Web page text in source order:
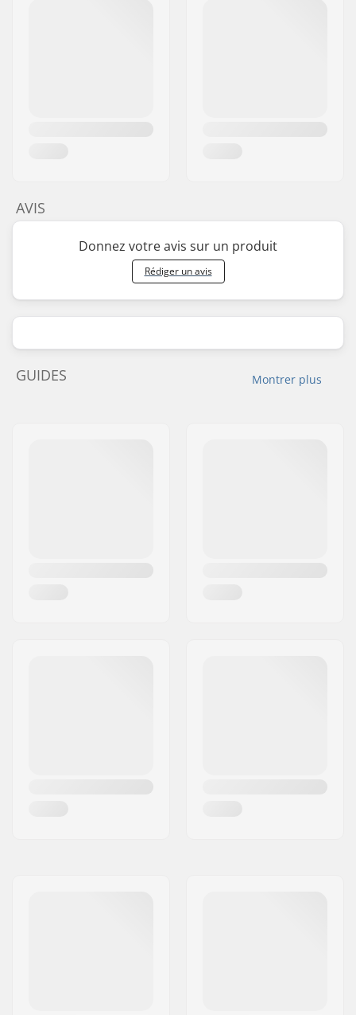
AVIS
Donnez votre avis sur un produit
Rédiger un avis
Montrer plus
GUIDES